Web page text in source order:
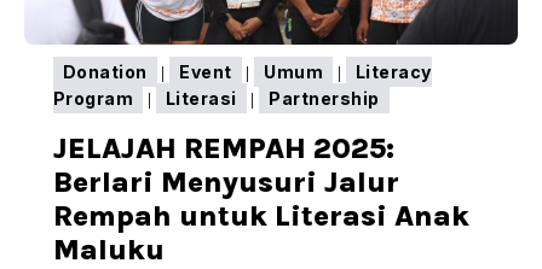
Donation Event Umum
Literacy
Program
Literasi Partnership
JELAJAH REMPAH 2025:
Berlari Menyusuri Jalur
Rempah untuk Literasi Anak
Maluku